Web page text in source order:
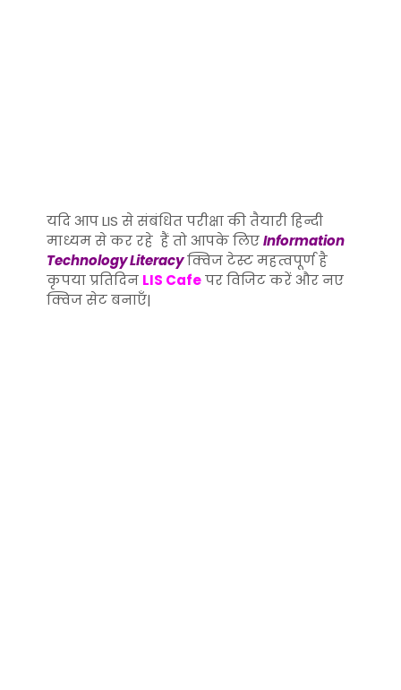
यदि आप LIS से संबंधित परीक्षा की तैयारी हिन्दी
माध्यम से कर रहे हैं तो आपके लिएInformation
Technology Literacyक्विज टेस्ट महत्वपूर्ण है
कृपया प्रतिदिन LIS Cafeपर विजिट करें और नए
क्विज सेट बनाएँ|